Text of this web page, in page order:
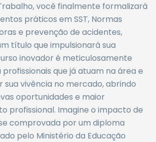
você finalmente formalizará
práticos em SST, Normas
e prevenção de acidentes,
título que impulsionará sua
inovador é meticulosamente
que já atuam na área e
sua vivência no mercado, abrindo
oportunidades e maior
profissional. Imagine o impacto de
comprovada por um diploma
pelo Ministério da Educação